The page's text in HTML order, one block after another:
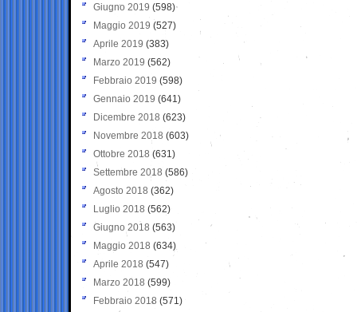
Giugno 2019 (598)
Maggio 2019 (527)
Aprile 2019 (383)
Marzo 2019 (562)
Febbraio 2019 (598)
Gennaio 2019 (641)
Dicembre 2018 (623)
Novembre 2018 (603)
Ottobre 2018 (631)
Settembre 2018 (586)
Agosto 2018 (362)
Luglio 2018 (562)
Giugno 2018 (563)
Maggio 2018 (634)
Aprile 2018 (547)
Marzo 2018 (599)
Febbraio 2018 (571)